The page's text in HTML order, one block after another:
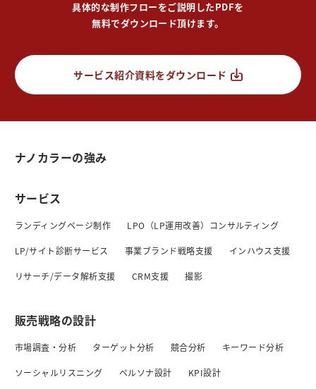
具体的な制作フローをご説明したPDFを
無料でダウンロード頂けます。
サービス紹介資料をダウンロード
ナノカラーの強み
サービス
ランディングページ制作 LPO（LP運用改善）コンサルティング
LP/サイト診断サービス 事業ブランド戦略支援 インハウス支援
リサーチ/データ解析支援 CRM支援 撮影
販売戦略の設計
市場調査・分析 ターゲット分析 競合分析 キーワード分析
ソーシャルリスニング ペルソナ設計 KPI設計